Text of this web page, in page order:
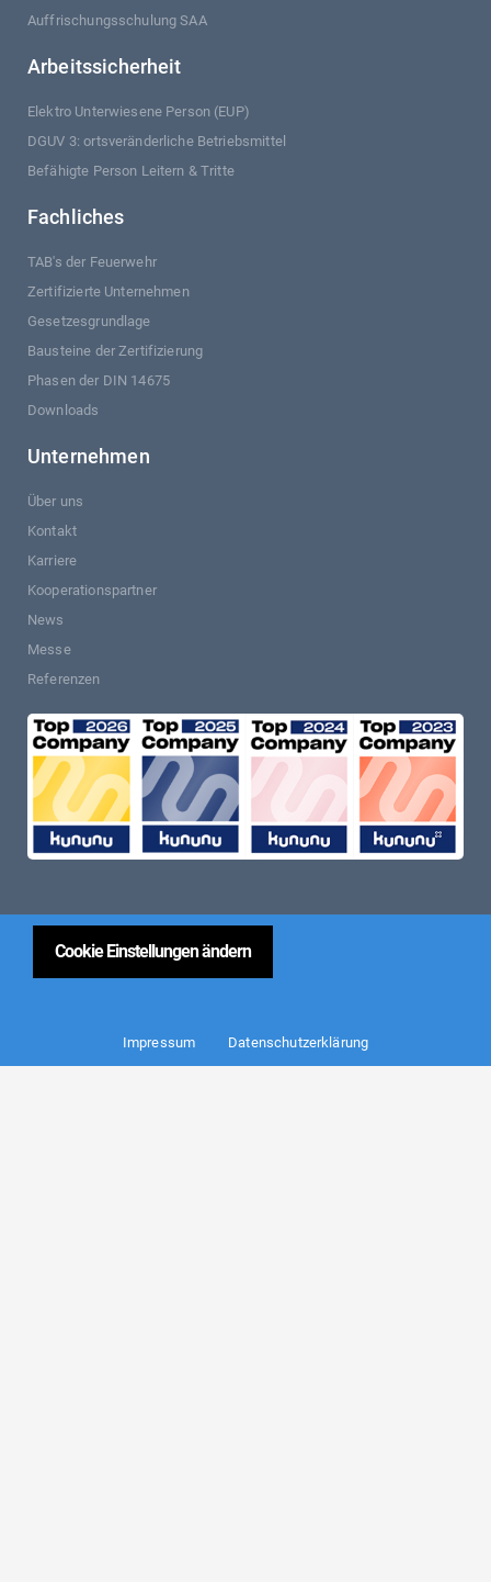
Auffrischungsschulung SAA
Arbeitssicherheit
Elektro Unterwiesene Person (EUP)
DGUV 3: ortsveränderliche Betriebsmittel
Befähigte Person Leitern & Tritte
Fachliches
TAB's der Feuerwehr
Zertifizierte Unternehmen
Gesetzesgrundlage
Bausteine der Zertifizierung
Phasen der DIN 14675
Downloads
Unternehmen
Über uns
Kontakt
Karriere
Kooperationspartner
News
Messe
Referenzen
Cookie Einstellungen ändern
Impressum Datenschutzerklärung